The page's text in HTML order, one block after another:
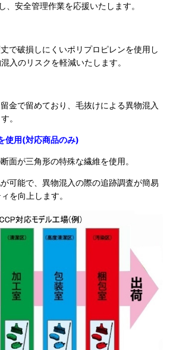
、安全管理作業を応援いたします。
で破損しにくいポリプロピレンを使用し
入のリスクを軽減いたします。
金で留めており、毛抜けによる異物混入
。
使用(対応商品のみ)
面が三角形の特殊な繊維を使用。
可能で、異物混入の際の追跡調査が簡易
を向上します。